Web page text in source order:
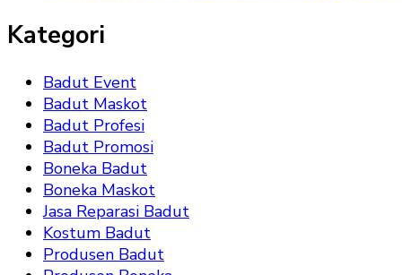
Kategori
Badut Event
Badut Maskot
Badut Profesi
Badut Promosi
Boneka Badut
Boneka Maskot
Jasa Reparasi Badut
Kostum Badut
Produsen Badut